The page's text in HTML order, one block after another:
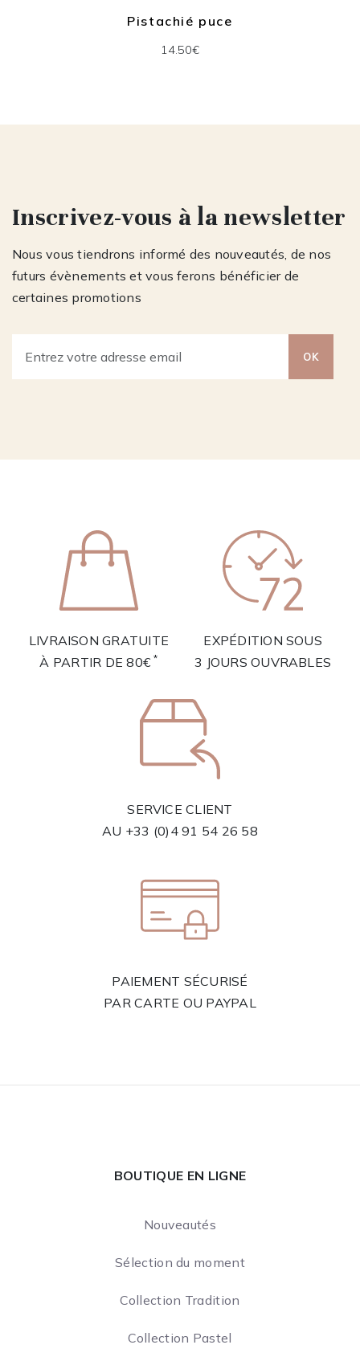
Pistachié puce
14.50€
Inscrivez-vous à la newsletter
Nous vous tiendrons informé des nouveautés, de nos
futurs évènements et vous ferons bénéficier de
certaines promotions
OK
LIVRAISON GRATUITE
À PARTIR DE 80€ *
EXPÉDITION SOUS
3 JOURS OUVRABLES
SERVICE CLIENT
AU +33 (0)4 91 54 26 58
PAIEMENT SÉCURISÉ
PAR CARTE OU PAYPAL
BOUTIQUE EN LIGNE
Nouveautés
Sélection du moment
Collection Tradition
Collection Pastel